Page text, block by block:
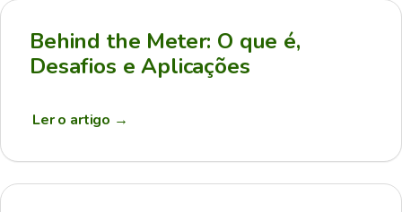
Behind the Meter: O que é,
Desafios e Aplicações
Ler o artigo →